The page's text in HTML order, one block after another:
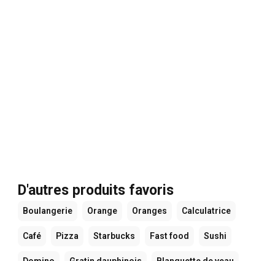
D'autres produits favoris
Boulangerie Orange Oranges Calculatrice
Café Pizza Starbucks Fast food Sushi